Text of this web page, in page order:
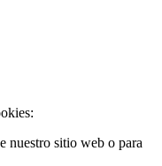
nuestro sitio web o para